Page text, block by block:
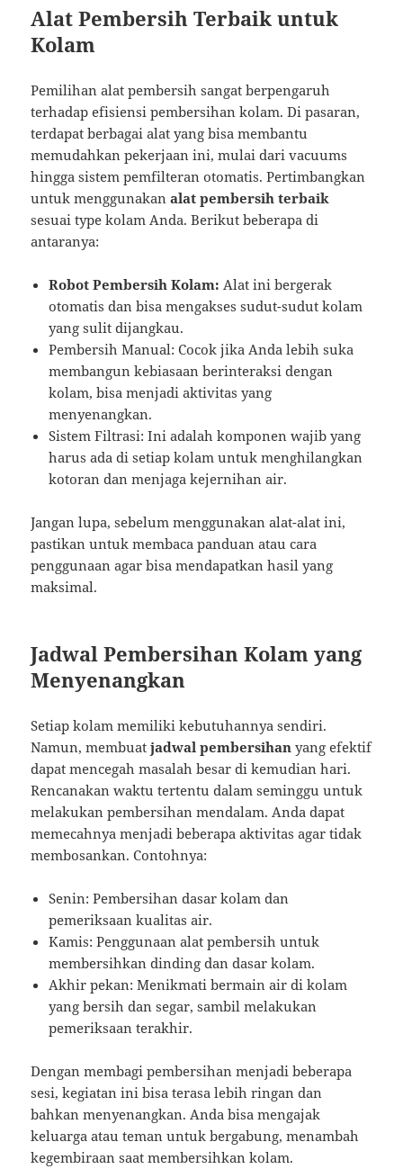
Alat Pembersih Terbaik untuk
Kolam
Pemilihan alat pembersih sangat berpengaruh
terhadap efisiensi pembersihan kolam. Di pasaran,
terdapat berbagai alat yang bisa membantu
memudahkan pekerjaan ini, mulai dari vacuums
hingga sistem pemfilteran otomatis. Pertimbangkan
untuk menggunakanalat pembersih terbaik
sesuai type kolam Anda. Berikut beberapa di
antaranya:
Robot Pembersih Kolam: Alat ini bergerak
otomatis dan bisa mengakses sudut-sudut kolam
yang sulit dijangkau.
Pembersih Manual: Cocok jika Anda lebih suka
membangun kebiasaan berinteraksi dengan
kolam, bisa menjadi aktivitas yang
menyenangkan.
Sistem Filtrasi: Ini adalah komponen wajib yang
harus ada di setiap kolam untuk menghilangkan
kotoran dan menjaga kejernihan air.
Jangan lupa, sebelum menggunakan alat-alat ini,
pastikan untuk membaca panduan atau cara
penggunaan agar bisa mendapatkan hasil yang
maksimal.
Jadwal Pembersihan Kolam yang
Menyenangkan
Setiap kolam memiliki kebutuhannya sendiri.
Namun, membuatjadwal pembersihan yang efektif
dapat mencegah masalah besar di kemudian hari.
Rencanakan waktu tertentu dalam seminggu untuk
melakukan pembersihan mendalam. Anda dapat
memecahnya menjadi beberapa aktivitas agar tidak
membosankan. Contohnya:
Senin: Pembersihan dasar kolam dan
pemeriksaan kualitas air.
Kamis: Penggunaan alat pembersih untuk
membersihkan dinding dan dasar kolam.
Akhir pekan: Menikmati bermain air di kolam
yang bersih dan segar, sambil melakukan
pemeriksaan terakhir.
Dengan membagi pembersihan menjadi beberapa
sesi, kegiatan ini bisa terasa lebih ringan dan
bahkan menyenangkan. Anda bisa mengajak
keluarga atau teman untuk bergabung, menambah
kegembiraan saat membersihkan kolam.